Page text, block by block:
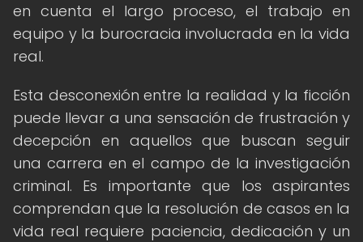
en cuenta el largo proceso, el trabajo en
equipo y la burocracia involucrada en la vida
real.
Esta desconexión entre la realidad y la ficción
puede llevar a una sensación de frustración y
decepción en aquellos que buscan seguir
una carrera en el campo de la investigación
criminal. Es importante que los aspirantes
comprendan que la resolución de casos en la
vida real requiere paciencia, dedicación y un